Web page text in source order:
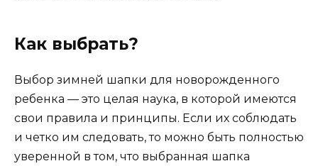
Как выбрать?
Выбор зимней шапки для новорожденного
ребенка — это целая наука, в которой имеются
свои правила и принципы. Если их соблюдать
и четко им следовать, то можно быть полностью
уверенной в том, что выбранная шапка